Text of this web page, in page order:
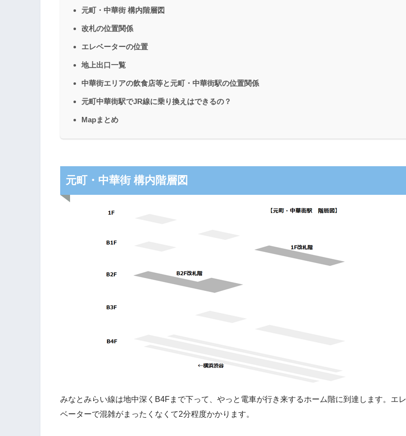
元町・中華街 構内階層図
改札の位置関係
エレベーターの位置
地上出口一覧
中華街エリアの飲食店等と元町・中華街駅の位置関係
元町中華街駅でJR線に乗り換えはできるの？
Mapまとめ
元町・中華街 構内階層図
みなとみらい線は地中深くB4Fまで下って、やっと電車が行き来するホーム階に到達します。エレ
ベーターで混雑がまったくなくて2分程度かかります。